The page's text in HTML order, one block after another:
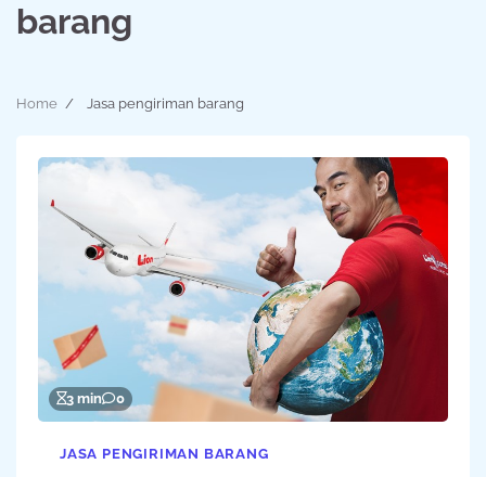
barang
Home Jasa pengiriman barang
3 min 0
JASA PENGIRIMAN BARANG